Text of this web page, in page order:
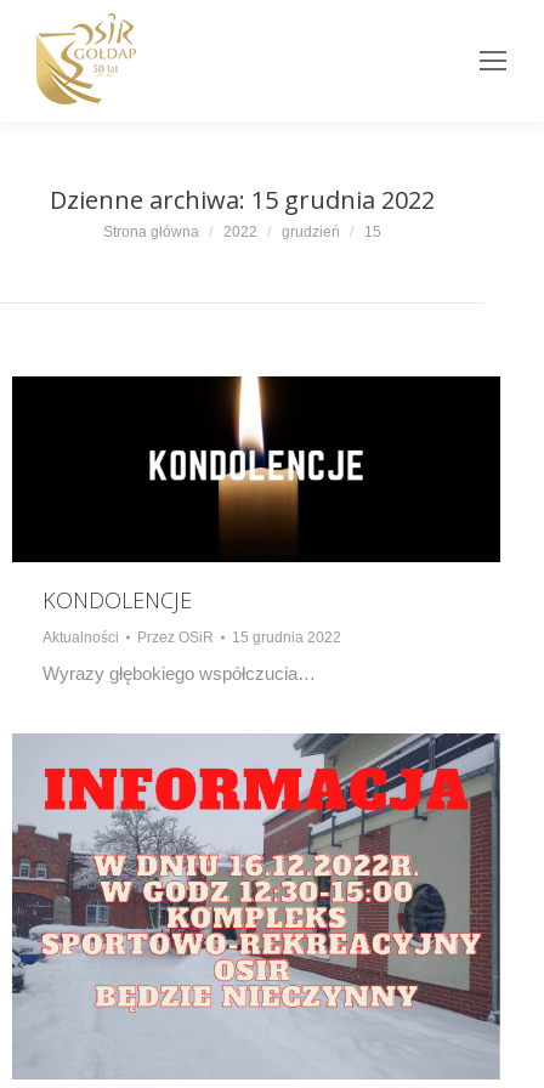
Dzienne archiwa: 15 grudnia 2022
Jesteś tutaj:
Strona główna 2022 grudzień 15
KONDOLENCJE
Aktualności Przez OSiR 15 grudnia 2022
Wyrazy głębokiego współczucia…